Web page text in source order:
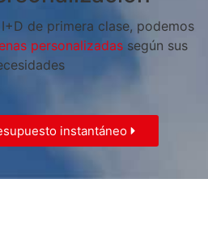
de primera clase, podemos
personalizadassegún sus
instantáneo